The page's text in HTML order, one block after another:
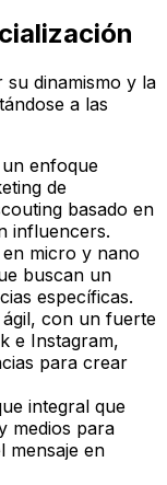
dinamismo y la
a las
enfoque
de
basado en
influencers.
en micro y nano
buscan un
específicas.
con un fuerte
e Instagram,
para crear
integral que
medios para
mensaje en